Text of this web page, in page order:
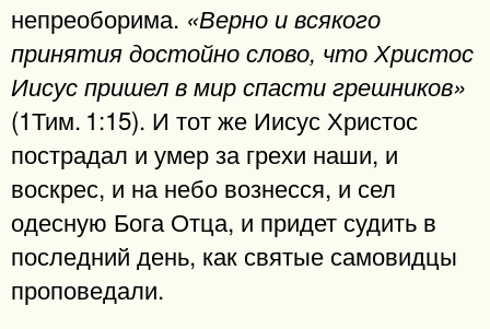
непреоборима. «Верно и всякого
принятия достойно слово, что Христос
Иисус пришел в мир спасти грешников»
(1Тим. 1:15). И тот же Иисус Христос
пострадал и умер за грехи наши, и
воскрес, и на небо вознесся, и сел
одесную Бога Отца, и придет судить в
последний день, как святые самовидцы
проповедали.